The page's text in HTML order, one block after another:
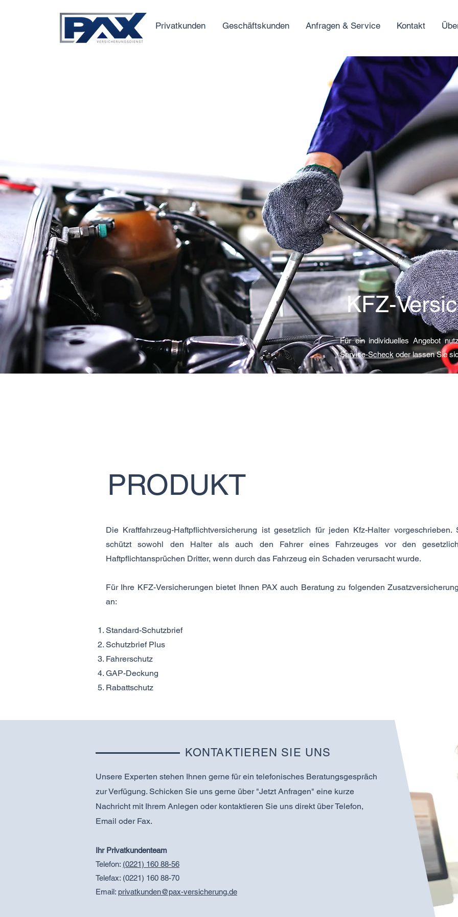
Privatkunden Geschäftskunden Anfragen & Service Kontakt
KFZ-
Für ein individuelles Angebot
Service-Scheck oder lassen Sie
PRODUKT
Die Kraftfahrzeug-Haftpflichtversicherung ist gesetzlich für jeden Kfz-Halter vorgeschrieben.
schützt sowohl den Halter als auch den Fahrer eines Fahrzeuges vor den
Haftpflichtansprüchen Dritter, wenn durch das Fahrzeug ein Schaden verursacht wurde.
Für Ihre KFZ-Versicherungen bietet Ihnen PAX auch Beratung zu folgenden
an:
Standard-Schutzbrief
Schutzbrief Plus
Fahrerschutz
GAP-Deckung
Rabattschutz
Unsere Experten stehen Ihnen gerne für ein telefonisches Beratungsgespräch
zur Verfügung. Schicken Sie uns gerne über "Jetzt Anfragen" eine kurze
Nachricht mit Ihrem Anlegen oder kontaktieren Sie uns direkt über Telefon,
Email oder Fax.
Ihr Privatkundenteam
Telefon: (0221) 160 88-56
Telefax: (0221) 160 88-70
Email: privatkunden@pax-versicherung.de
KONTAKTIEREN SIE UNS